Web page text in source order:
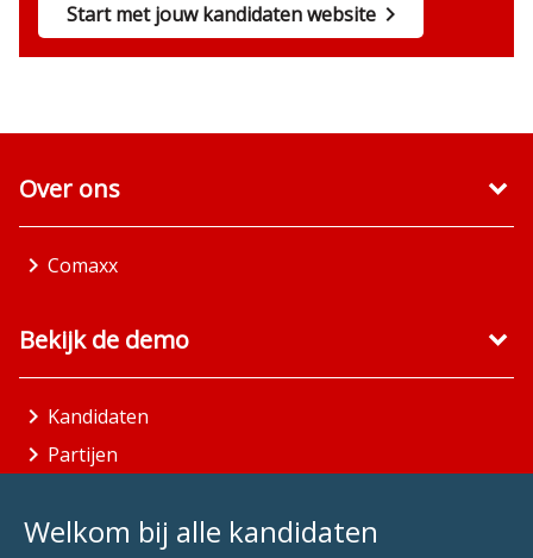
Start met jouw kandidaten website
Welkom bij alle kandidaten
Over ons
Comaxx
Bekijk de demo
Kandidaten
Partijen
Aandachtsgebieden